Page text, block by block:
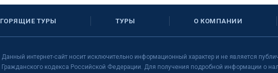
ГОРЯЩИЕ ТУРЫ ТУРЫ О КОМПАНИИ
Данный интернет-сайт носит исключительно информационный характер и не является
Гражданского кодекса Российской Федерации. Для получения подробной информации о